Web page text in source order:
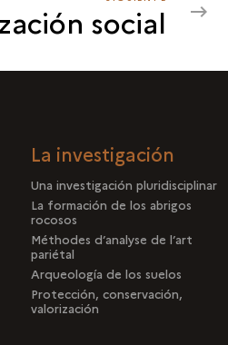
ORGANIZACIÓN
social
La investigación
Una investigación pluridisciplinar
La formación de los abrigos
rocosos
Méthodes d’analyse de l’art
pariétal
Arqueología de los suelos
Protección, conservación,
valorización